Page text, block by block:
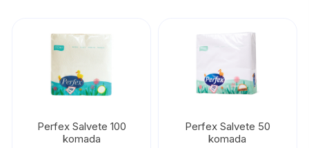
Perfex Salvete 100
komada
Perfex Salvete 50
komada